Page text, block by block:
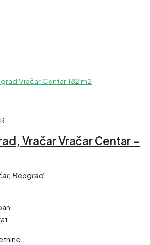
Vračar Vračar Centar –
Beograd